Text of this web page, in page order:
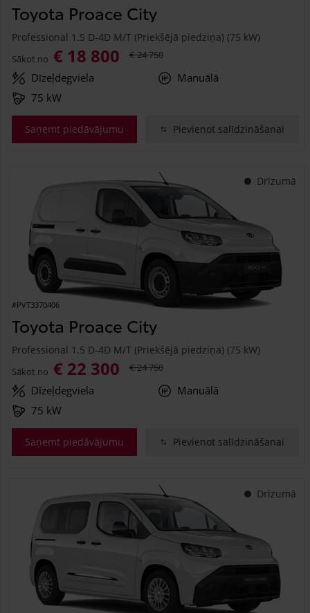
Toyota Proace City
Professional 1.5 D-4D M/T (Priekšējā piedziņa) (75 kW)
Sākot no € 18 800 € 24 750
Dīzeļdegviela
Manuālā
75 kW
Saņemt piedāvājumu Pievienot salīdzināšanai
Drīzumā
#PVT3370406
Toyota Proace City
Professional 1.5 D-4D M/T (Priekšējā piedziņa) (75 kW)
Sākot no € 22 300 € 24 750
Dīzeļdegviela
Manuālā
75 kW
Saņemt piedāvājumu Pievienot salīdzināšanai
Drīzumā